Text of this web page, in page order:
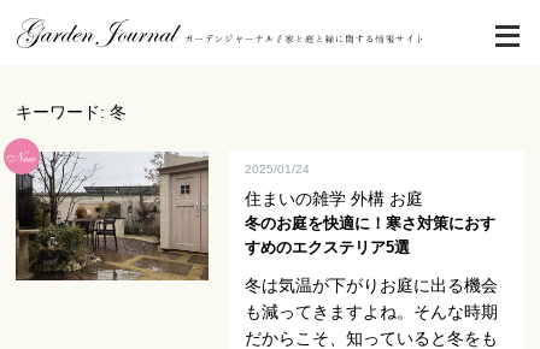
キーワード: 冬
2025/01/24
住まいの雑学 外構 お庭
冬のお庭を快適に！寒さ対策におす
すめのエクステリア5選
冬は気温が下がりお庭に出る機会
も減ってきますよね。そんな時期
だからこそ、知っていると冬をも